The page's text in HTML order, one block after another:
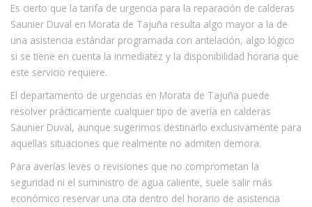
Es cierto que la tarifa de urgencia para la reparación de calderas
Saunier Duval en Morata de Tajuña resulta algo mayor a la de
una asistencia estándar programada con antelación, algo lógico
si se tiene en cuenta la inmediatez y la disponibilidad horaria que
este servicio requiere.
El departamento de urgencias en Morata de Tajuña puede
resolver prácticamente cualquier tipo de avería en calderas
Saunier Duval, aunque sugerimos destinarlo exclusivamente para
aquellas situaciones que realmente no admiten demora.
Para averías leves o revisiones que no comprometan la
seguridad ni el suministro de agua caliente, suele salir más
económico reservar una cita dentro del horario de asistencia